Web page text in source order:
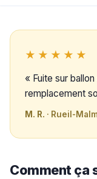
★★★★★
« Fuite sur
remplacement
M. R. · Rueil-
Comment ça